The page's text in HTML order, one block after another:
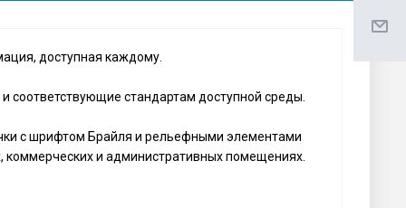
доступная каждому.
соответствующие стандартам доступной среды.
с шрифтом Брайля и рельефными элементами
коммерческих и административных помещениях.